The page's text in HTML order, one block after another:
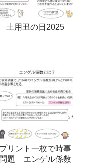
土用丑の日2025
プリント一枚で時事
問題 エンゲル係数